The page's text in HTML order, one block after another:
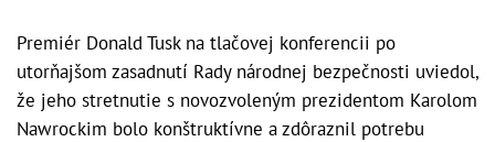
Premiér Donald Tusk na tlačovej konferencii po
utorňajšom zasadnutí Rady národnej bezpečnosti uviedol,
že jeho stretnutie s novozvoleným prezidentom Karolom
Nawrockim bolo konštruktívne a zdôraznil potrebu